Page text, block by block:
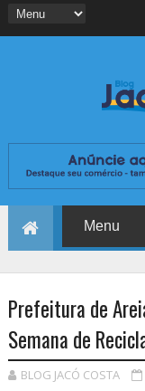
Prefeitura de
Semana de
BLOG JACÓ COSTA